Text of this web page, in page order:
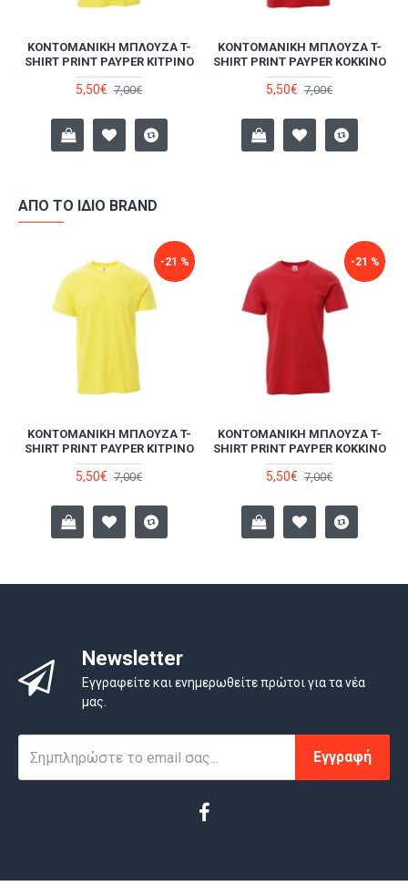
ΚΟΝΤΟΜΆΝΙΚΗ ΜΠΛΟΎΖΑ T-
SHIRT PRINT PAYPER ΚΊΤΡΙΝΟ
5,50€ 7,00€
ΚΟΝΤΟΜΆΝΙΚΗ ΜΠΛΟΎΖΑ T-
SHIRT PRINT PAYPER ΚΌΚΚΙΝΟ
5,50€ 7,00€
ΑΠΌ ΤΟ ΊΔΙΟ BRAND
-21 %
ΚΟΝΤΟΜΆΝΙΚΗ ΜΠΛΟΎΖΑ T-
SHIRT PRINT PAYPER ΚΊΤΡΙΝΟ
5,50€ 7,00€
-21 %
ΚΟΝΤΟΜΆΝΙΚΗ ΜΠΛΟΎΖΑ T-
SHIRT PRINT PAYPER ΚΌΚΚΙΝΟ
5,50€ 7,00€
Newsletter
Εγγραφείτε και ενημερωθείτε πρώτοι για τα νέα
μας.
Εγγραφή